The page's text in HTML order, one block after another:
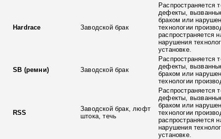
Hardrace Заводской брак
Распространяется
дефекты,
браком или
технологии
распространяется
нарушения
установке.
SB (ремни) Заводской брак
Распространяется
дефекты,
браком или
технологии
RSS
Заводской брак, люфт
штока, течь
Распространяется
дефекты,
браком или
технологии
распространяется
нарушения
установке.